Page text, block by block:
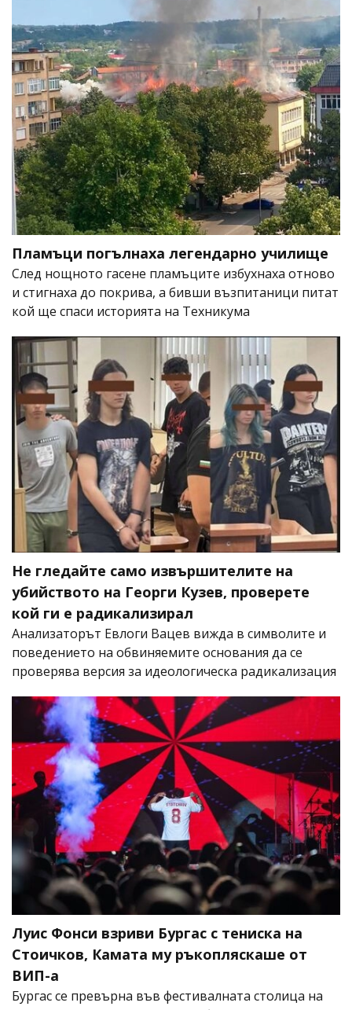
Пламъци погълнаха легендарно училище
След нощното гасене пламъците избухнаха отново
и стигнаха до покрива, а бивши възпитаници питат
кой ще спаси историята на Техникума
Не гледайте само извършителите на
убийството на Георги Кузев, проверете
кой ги е радикализирал
Анализаторът Евлоги Вацев вижда в символите и
поведението на обвиняемите основания да се
проверява версия за идеологическа радикализация
Луис Фонси взриви Бургас с тениска на
Стоичков, Камата му ръкопляскаше от
ВИП-а
Бургас се превърна във фестивалната столица на